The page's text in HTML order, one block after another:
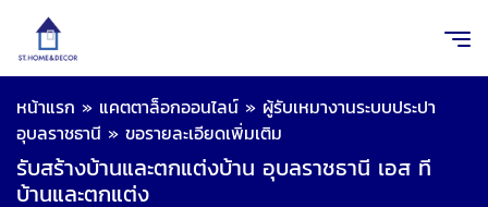
หน้าแรก » แคตตาล็อกออนไลน์ » ผู้รับเหมางานระบบประปา
อุบลราชธานี » ขอรายละเอียดเพิ่มเติม
รับสร้างบ้านและตกแต่งบ้าน อุบลราชธานี เอส ที
บ้านและตกแต่ง